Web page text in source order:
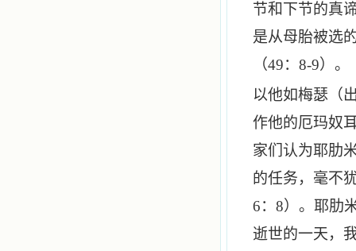
节和下节的真
是从母胎被选
（49： 8-9）。
以他如梅瑟（
作他的厄玛奴
家们认为耶肋
的任务，毫不
6： 8）。耶肋
逝世的一天，